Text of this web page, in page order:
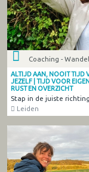
Coaching -
ALTIJD AAN, NOOIT TIJD
JEZELF | TIJD VOOR
RUST EN OVERZICHT
Stap in de juiste richting
Leiden